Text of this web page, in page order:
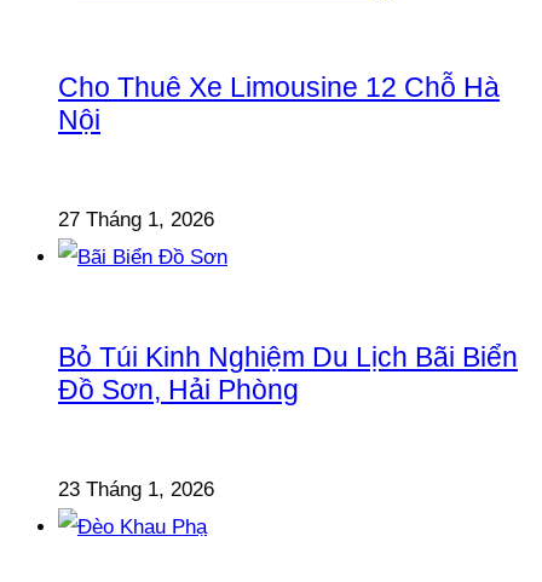
Cho Thuê Xe Limousine 12 Chỗ Hà
Nội
27 Tháng 1, 2026
Bỏ Túi Kinh Nghiệm Du Lịch Bãi Biển
Đồ Sơn, Hải Phòng
23 Tháng 1, 2026